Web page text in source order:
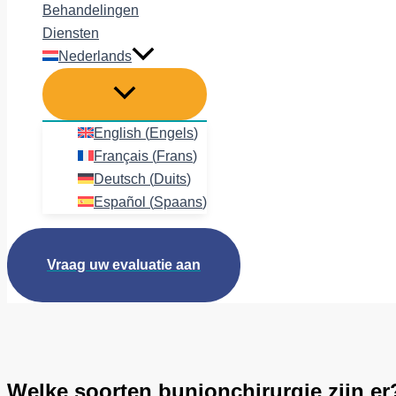
Behandelingen
Diensten
Nederlands
English (Engels)
Français (Frans)
Deutsch (Duits)
Español (Spaans)
Vraag uw evaluatie aan
Welke soorten bunionchirurgie zijn